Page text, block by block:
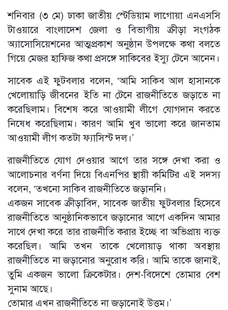
শনিবার (৩ মে) ঢাকা জাতীয় স্টেডিয়াম লাগোয়া এনএসসি
টাওয়ারে বাংলাদেশ জেলা ও বিভাগীয় ক্রীড়া সংগঠক
অ্যাসোসিয়েশনের আত্মপ্রকাশ অনুষ্ঠান উপলক্ষে কথা বলতে
গিয়ে মেজর হাফিজ কথা প্রসঙ্গে সাকিবের ইস্যু টেনে আনেন।
সাবেক এই ফুটবলার বলেন, ‘আমি সাকিব আল হাসানকে
খেলোয়াড়ি জীবনের ইতি না টেনে রাজনীতিতে জড়াতে না
করেছিলাম। বিশেষ করে আওয়ামী লীগে যোগদান করতে
নিষেধ করেছিলাম। কারণ আমি খুব ভালো করে জানতাম
আওয়ামী লীগ কতটা ফ্যাসিস্ট দল।’
রাজনীতিতে যোগ দেওয়ার আগে তার সঙ্গে দেখা করা ও
আলোচনার বর্ণনা দিয়ে বিএনপির স্থায়ী কমিটির এই সদস্য
বলেন, ‘তখনো সাকিব রাজনীতিতে জড়াননি।
একজন সাবেক ক্রীড়াবিদ, সাবেক জাতীয় ফুটবলার হিসেবে
রাজনীতিতে আনুষ্ঠানিকভাবে জড়ানোর আগে একদিন আমার
সাথে দেখা করে তার রাজনীতি করার ইচ্ছে বা অভিপ্রায় ব্যক্ত
করেছিল। আমি তখন তাকে খেলোয়াড় থাকা অবস্থায়
রাজনীতিতে না জড়ানোর অনুরোধ করি। আমি তাকে জানাই,
তুমি একজন ভালো ক্রিকেটার। দেশ-বিদেশে তোমার বেশ
সুনাম আছে।
তোমার এখন রাজনীতিতে না জড়ানোই উত্তম।’